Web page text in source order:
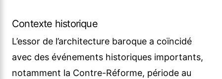
Contexte historique
L’essor de l’architecture baroque a coïncidé
avec des événements historiques importants,
notamment la Contre-Réforme, période au